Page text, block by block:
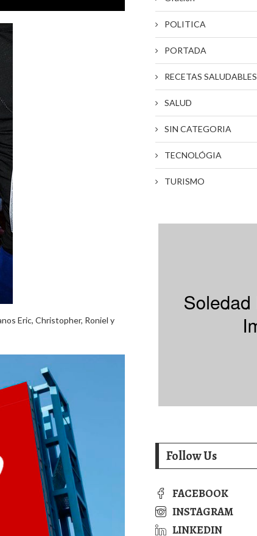
Eric, Christopher, Roniel y
POLITICA
PORTADA
RECETAS SALUDABLES
SALUD
SIN CATEGORIA
TECNOLÓGIA
TURISMO
Follow Us
FACEBOOK
INSTAGRAM
LINKEDIN